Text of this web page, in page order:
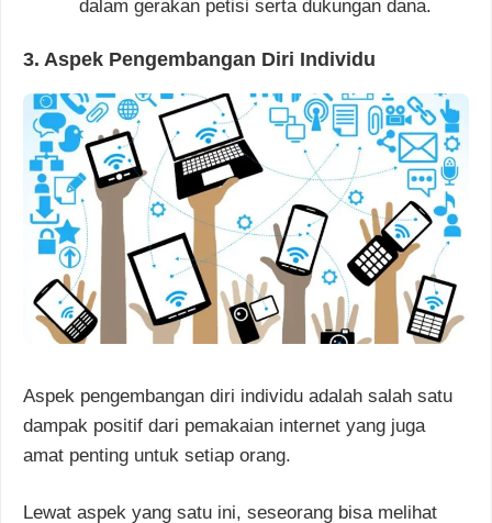
dalam gerakan petisi serta dukungan dana.
3. Aspek Pengembangan Diri Individu
Aspek pengembangan diri individu adalah salah satu
dampak positif dari pemakaian internet yang juga
amat penting untuk setiap orang.
Lewat aspek yang satu ini, seseorang bisa melihat